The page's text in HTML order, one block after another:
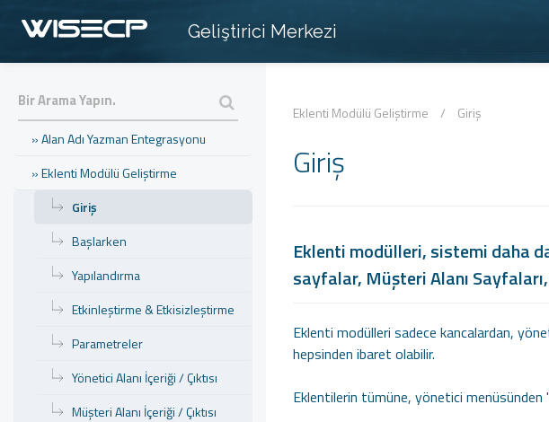
Geliştirici Merkezi
» Hosting Panel Modülü Geliştirme
» Tema Geliştirme
» Alan Adı Yazman Entegrasyonu
» Eklenti Modülü Geliştirme
Giriş
Başlarken
Yapılandırma
Etkinleştirme & Etkisizleştirme
Parametreler
Yönetici Alanı İçeriği / Çıktısı
Müşteri Alanı İçeriği / Çıktısı
Eklenti Modülü Geliştirme / Giriş
Giriş
Eklenti modülleri, sistemi daha
sayfalar, Müşteri Alanı
Eklenti modülleri sadece kancalardan,
hepsinden ibaret olabilir.
Eklentilerin tümüne, yönetici menüsünden